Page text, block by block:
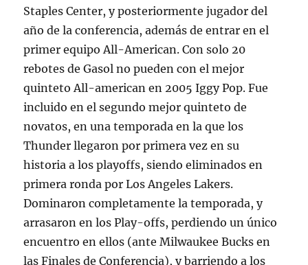
Staples Center, y posteriormente jugador del
año de la conferencia, además de entrar en el
primer equipo All-American. Con solo 20
rebotes de Gasol no pueden con el mejor
quinteto All-american en 2005 Iggy Pop. Fue
incluido en el segundo mejor quinteto de
novatos, en una temporada en la que los
Thunder llegaron por primera vez en su
historia a los playoffs, siendo eliminados en
primera ronda por Los Angeles Lakers.
Dominaron completamente la temporada, y
arrasaron en los Play-offs, perdiendo un único
encuentro en ellos (ante Milwaukee Bucks en
las Finales de Conferencia), y barriendo a los